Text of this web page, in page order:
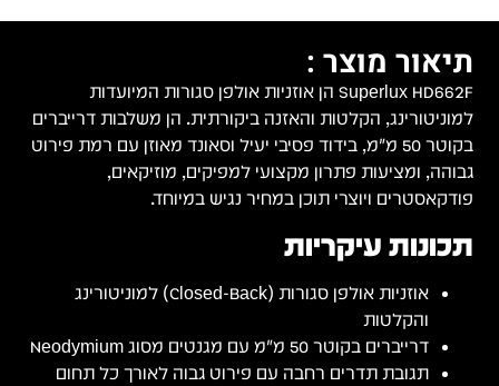
תיאור מוצר :
Superlux HD662F הן אוזניות אולפן סגורות המיועדות
למוניטורינג, הקלטות והאזנה ביקורתית. הן משלבות דרייברים
בקוטר 50 מ"מ, בידוד פסיבי יעיל וסאונד מאוזן עם רמת פירוט
גבוהה, ומציעות פתרון מקצועי למפיקים, מוזיקאים,
פודקאסטרים ויוצרי תוכן במחיר נגיש במיוחד.
תכונות עיקריות
אוזניות אולפן סגורות (Closed-Back) למוניטורינג
והקלטות
דרייברים בקוטר 50 מ"מ עם מגנטים מסוג Neodymium
תגובת תדרים רחבה עם פירוט גבוה לאורך כל תחום